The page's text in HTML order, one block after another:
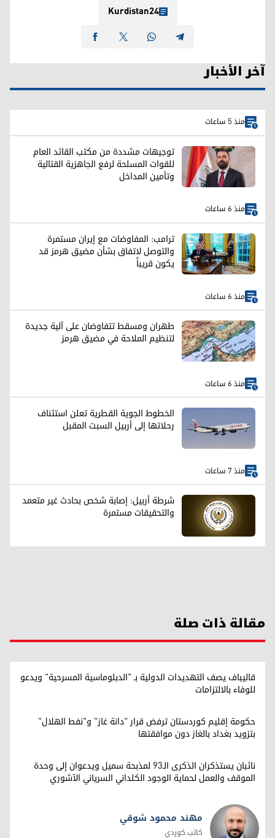
Kurdistan24
آخر الأخبار
منذ 5 ساعات
توجيهات مشددة من مكتب القائد العام
للقوات المسلحة لرفع الجاهزية القتالية
وتأمين المداخل
منذ 6 ساعات
ترامب: المفاوضات مع إيران مستمرة
والتوصل لاتفاق بشأن مضيق هرمز قد
يكون قريباً
منذ 6 ساعات
طهران ومسقط تتفاوضان على آلية جديدة
لتنظيم الملاحة في مضيق هرمز
منذ 6 ساعات
الخطوط الجوية القطرية تعلن استئناف
رحلاتها إلى أربيل السبت المقبل
منذ 7 ساعات
شرطة أربيل: إصابة شخص بحادث غير متعمد
والتحقيقات مستمرة
مقالة ذات صلة
قاليباف يصف التهديدات الدولية بـ "الدبلوماسية المسرحية" ويدعو
للوفاء بالالتزامات
حكومة إقليم كوردستان ترفض قرار "دانة غاز" و"نفط الهلال"
بتزويد بغداد بالغاز دون موافقتها
نائبان يستذكران الذكرى الـ93 لمذبحة سميل ويدعوان إلى وحدة
الموقف والعمل لحماية الوجود الكلداني السرياني الآشوري
مهند محمود شوقي
كاتب كوردي